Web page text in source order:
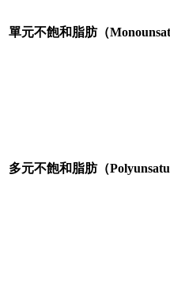
單元不飽和脂肪（
多元不飽和脂肪（